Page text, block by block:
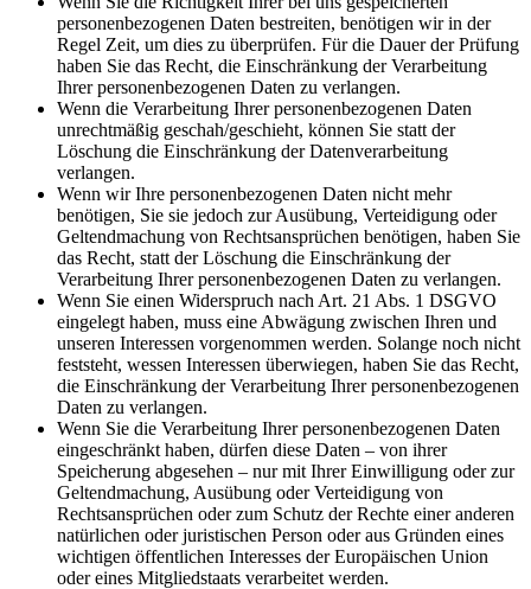
personenbezogenen Daten bestreiten, benötigen wir in der
Regel Zeit, um dies zu überprüfen. Für die Dauer der Prüfung
haben Sie das Recht, die Einschränkung der Verarbeitung
Ihrer personenbezogenen Daten zu verlangen.
Wenn die Verarbeitung Ihrer personenbezogenen Daten
unrechtmäßig geschah/geschieht, können Sie statt der
Löschung die Einschränkung der Datenverarbeitung
verlangen.
Wenn wir Ihre personenbezogenen Daten nicht mehr
benötigen, Sie sie jedoch zur Ausübung, Verteidigung oder
Geltendmachung von Rechtsansprüchen benötigen, haben Sie
das Recht, statt der Löschung die Einschränkung der
Verarbeitung Ihrer personenbezogenen Daten zu verlangen.
Wenn Sie einen Widerspruch nach Art. 21 Abs. 1 DSGVO
eingelegt haben, muss eine Abwägung zwischen Ihren und
unseren Interessen vorgenommen werden. Solange noch nicht
feststeht, wessen Interessen überwiegen, haben Sie das Recht,
die Einschränkung der Verarbeitung Ihrer personenbezogenen
Daten zu verlangen.
Wenn Sie die Verarbeitung Ihrer personenbezogenen Daten
eingeschränkt haben, dürfen diese Daten – von ihrer
Speicherung abgesehen – nur mit Ihrer Einwilligung oder zur
Geltendmachung, Ausübung oder Verteidigung von
Rechtsansprüchen oder zum Schutz der Rechte einer anderen
natürlichen oder juristischen Person oder aus Gründen eines
wichtigen öffentlichen Interesses der Europäischen Union
oder eines Mitgliedstaats verarbeitet werden.